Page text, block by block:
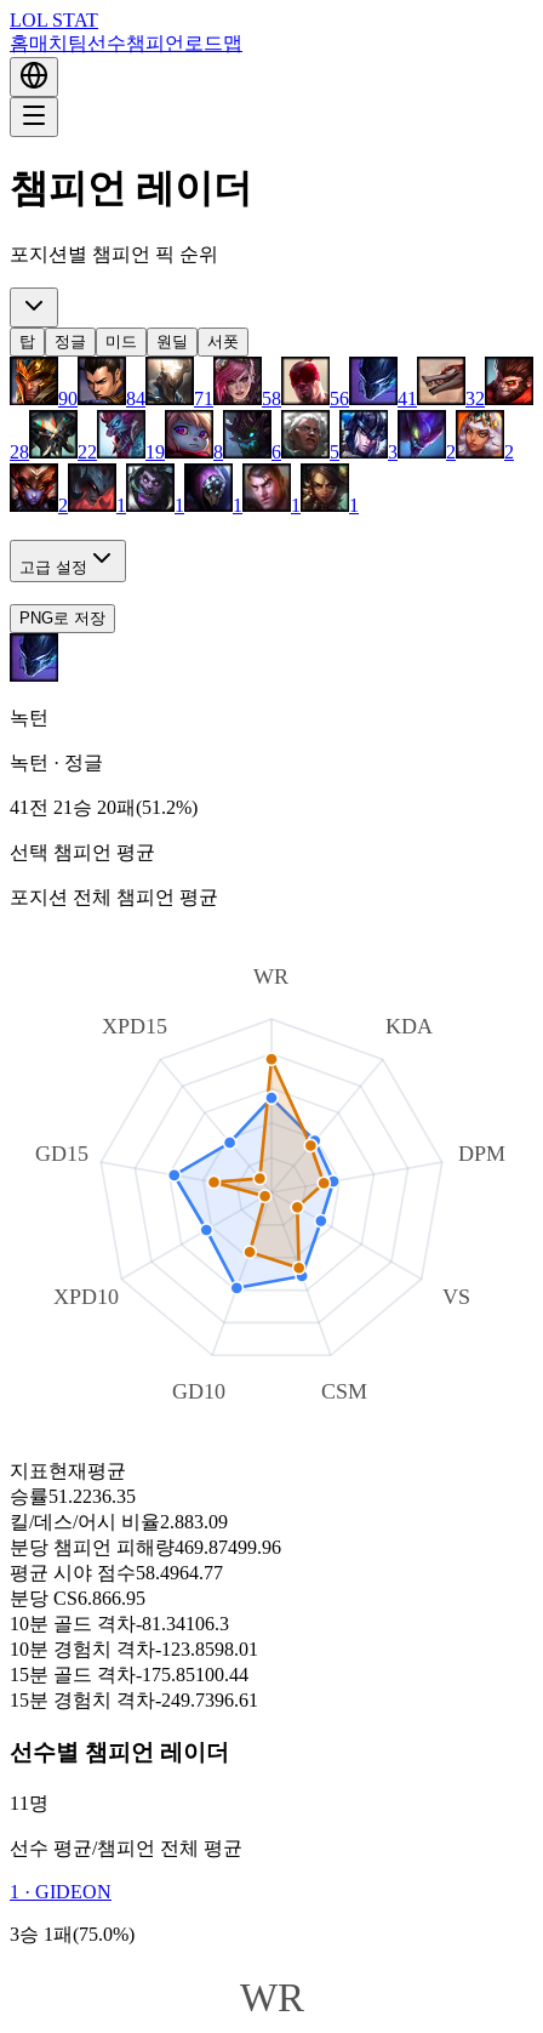
LOL STAT
홈매치 팀선수챔피언 로드맵
챔피언 레이더
포지션별 챔피언 픽 순위
탑 정글 미드 원딜 서폿
90 84 71 58 56 41 32
28 22 19 8 6 5 3 2 2
2 1 1 1 1 1
고급 설정
PNG로 저장
녹턴
녹턴 · 정글
41전 21승 20패(51.2%)
선택 챔피언 평균
포지션 전체 챔피언 평균
WR
KDA
DPM
VS
CSM
GD10
XPD10
GD15
XPD15
지표현재평균
승률51.2236.35
킬/데스/어시 비율2.883.09
분당 챔피언 피해량469.87499.96
평균 시야 점수58.4964.77
분당 CS6.866.95
10분 골드 격차-81.34106.3
10분 경험치 격차-123.8598.01
15분 골드 격차-175.85100.44
15분 경험치 격차-249.7396.61
선수별 챔피언 레이더
11명
선수 평균/챔피언 전체 평균
1 · GIDEON
3승 1패(75.0%)
WR